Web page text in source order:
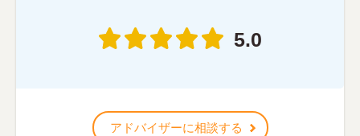
5.0
アドバイザーに相談する